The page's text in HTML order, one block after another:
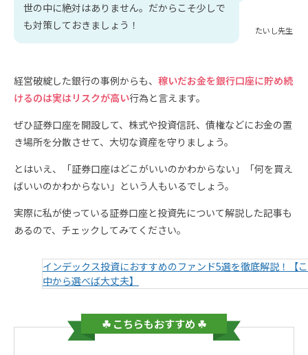
たいし先生
世の中に絶対はありません。だからこそ少しで
も対策しておきましょう！
経営破綻した銀行の事例からも、 稼いだお金を銀行口座に貯め続
けるのは実はリスクが高い行為と言えます。
ぜひ証券口座を開設して、株式や投資信託、債権などにお金の置
き場所を分散させて、大切な資産を守りましょう。
とはいえ、「証券口座はどこがいいのかわからない」「何を買え
ばいいのかわからない」という人もいるでしょう。
実際に私が使っている証券口座と投資先について解説した記事も
あるので、チェックしてみてください。
インデックス投資におすすめのファンド5選を徹底解説！【
中から選べば大丈夫】
☘ こちらもおすすめ ☘